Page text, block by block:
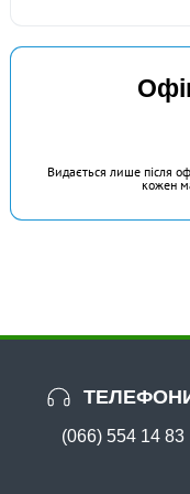
24 грн
Видається лише після
кожен
(066) 554 14 83